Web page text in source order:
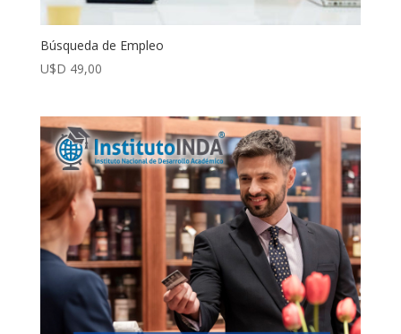
Búsqueda de Empleo
U$D 49,00